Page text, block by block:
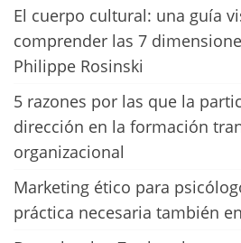
El cuerpo cultural: una guía
comprender las 7
Philippe Rosinski
5 razones por las que la
dirección en la formación
organizacional
Marketing ético para
práctica necesaria también